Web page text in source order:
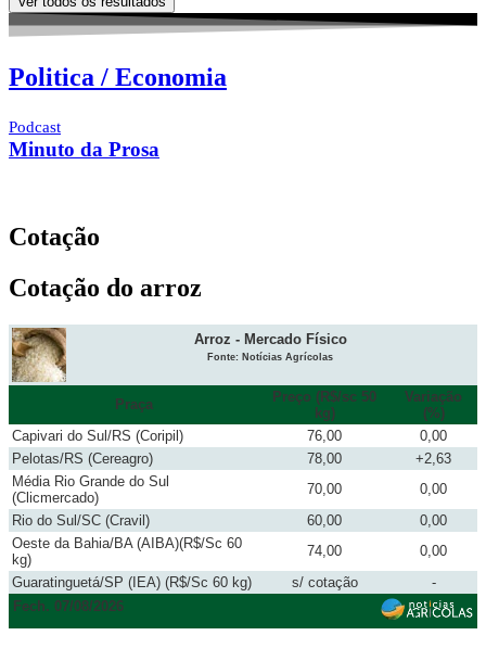
Politica / Economia
Podcast
Minuto da Prosa
Cotação
Cotação do arroz
Arroz - Mercado Físico
Fonte: Notícias Agrícolas
Praça
Preço (R$/sc 50
kg)
Variação
(%)
Capivari do Sul/RS (Coripil)
76,00
0,00
Pelotas/RS (Cereagro)
78,00
+2,63
Média Rio Grande do Sul
(Clicmercado)
70,00
0,00
Rio do Sul/SC (Cravil)
60,00
0,00
Oeste da Bahia/BA (AIBA)(R$/Sc 60
kg)
74,00
0,00
Guaratinguetá/SP (IEA) (R$/Sc 60 kg)
s/ cotação
-
Fech. 07/08/2026